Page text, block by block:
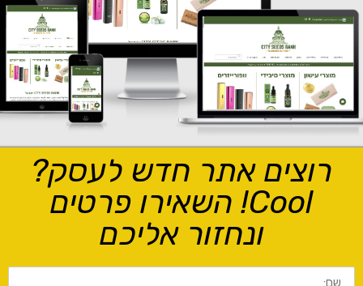
רוצים אתר חדש לעסק?
Cool! השאירו פרטים
ונחזור אליכם
שם: